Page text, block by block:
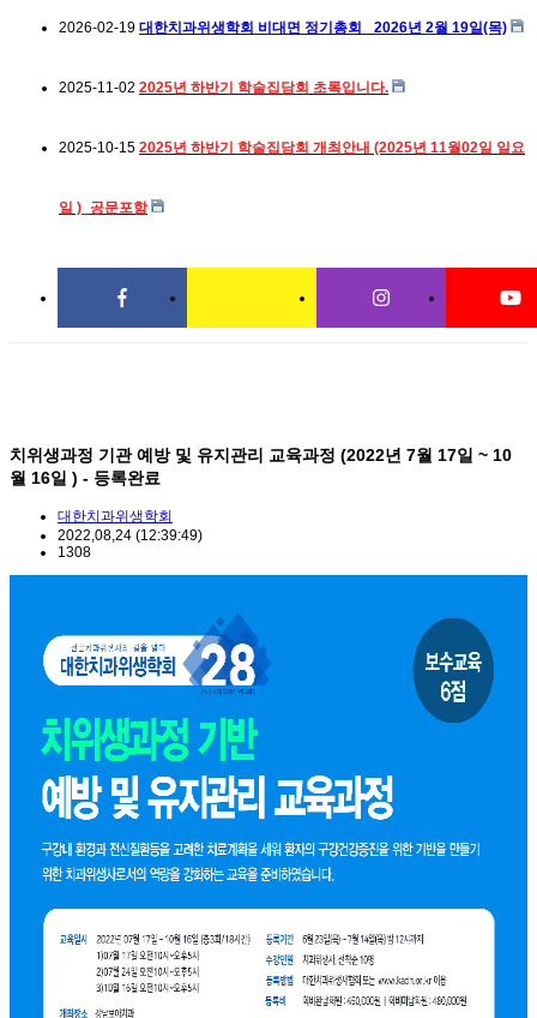
2026-02-19 대한치과위생학회 비대면 정기총회_ 2026년 2월 19일(목)
2025-11-02 2025년 하반기 학술집담회 초록입니다.
2025-10-15 2025년 하반기 학술집담회 개최안내 (2025년 11월02일 일요
일 )_공문포함
치위생과정 기관 예방 및 유지관리 교육과정 (2022년 7월 17일 ~ 10
월 16일 ) - 등록완료
대한치과위생학회
2022,08,24 (12:39:49)
1308